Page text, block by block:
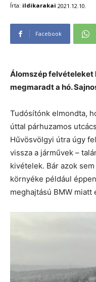
Írta: ildikarakai 2021.12.10.
Facebook
Álomszép felvételeket
megmaradt a hó.
Tudósítónk elmondta,
úttal párhuzamos
Hűvösvölgyi útra úgy
vissza a járművek –
kivételek. Bár azok
környéke például
meghajtású BMW